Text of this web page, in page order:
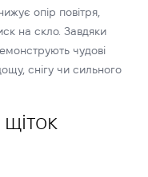
опір повітря,
на скло. Завдяки
чудові
снігу чи сильного